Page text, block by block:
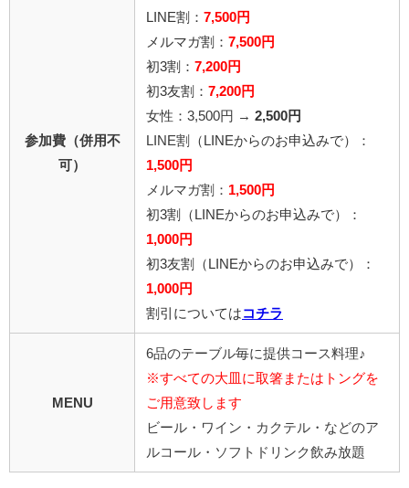
参加費（併用不
可）
LINE割： 7,500円
メルマガ割： 7,500円
初3割： 7,200円
初3友割： 7,200円
女性：3,500円 → 2,500円
LINE割
（LINEからのお申込みで）
：
1,500円
メルマガ割： 1,500円
初3割（LINEからのお申込みで）：
1,000円
初3友割（LINEからのお申込みで）：
1,000円
割引については コチラ
MENU
6品のテーブル毎に提供コース料理♪
※すべての大皿に取箸またはトングを
ご用意致します
ビール・ワイン・カクテル・などのア
ルコール・ソフトドリンク飲み放題